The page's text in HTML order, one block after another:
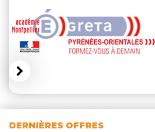
DERNIÈRES OFFRES